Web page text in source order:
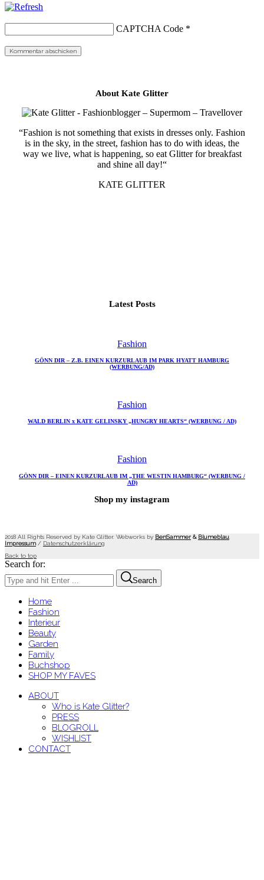
CAPTCHA Code *
About Kate Glitter
“Fashion is not something that exists in dresses only. Fashion
is in the sky, in the street, fashion has to do with ideas, the
way we live, what is happening, so eat Glitter for breakfast
and shine all day!“
KATE GLITTER
Latest Posts
Fashion
GÖNN DIR – Z.B. EINEN KURZURLAUB IM PARK HYATT HAMBURG
(WERBUNG/AD)
Fashion
WALD BERLIN x KATE GELINSKY „HUNGRY HEARTS“ (WERBUNG / AD)
Fashion
GÖNN DIR – EINEN KURZURLAUB IM „THE WESTIN HAMBURG“ (WERBUNG /
AD)
Shop my instagram
2018 All Rights Reserved by Kate Glitter. Webworks by BenSammer & Blumeblau
Impressum/ Datenschutzerklärung
Back to top
Search for:
Search
Home
Fashion
Interieur
Beauty
Garden
Family
Buchshop
SHOP MY FAVES
ABOUT
Who is Kate Glitter?
PRESS
BLOGROLL
WISHLIST
CONTACT